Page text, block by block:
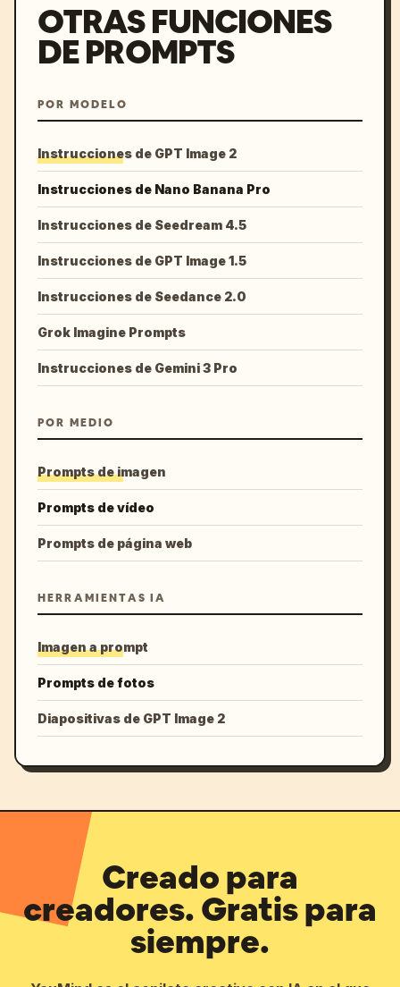
OTRAS FUNCIONES
DE PROMPTS
POR MODELO
Instrucciones de GPT Image 2
Instrucciones de Nano Banana Pro
Instrucciones de Seedream 4.5
Instrucciones de GPT Image 1.5
Instrucciones de Seedance 2.0
Grok Imagine Prompts
Instrucciones de Gemini 3 Pro
POR MEDIO
Prompts de imagen
Prompts de vídeo
Prompts de página web
HERRAMIENTAS IA
Imagen a prompt
Prompts de fotos
Diapositivas de GPT Image 2
Creado para
creadores. Gratis para
siempre.